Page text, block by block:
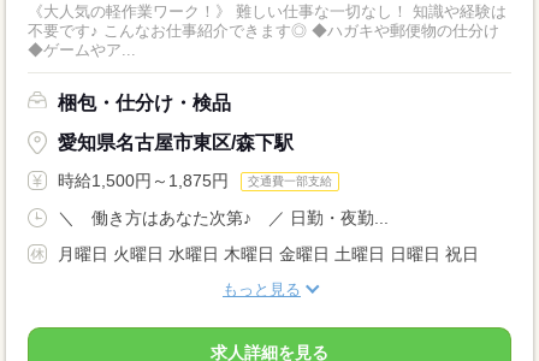
《大人気の軽作業ワーク！》 難しい仕事な一切なし！ 知識や経験は
不要です♪ こんなお仕事紹介できます◎ ◆ハガキや郵便物の仕分け
◆ゲームやア...
梱包・仕分け・検品
愛知県名古屋市東区/森下駅
時給1,500円～1,875円 交通費一部支給
＼ 働き方はあなた次第♪ ／ 日勤・夜勤...
月曜日 火曜日 水曜日 木曜日 金曜日 土曜日 日曜日 祝日
もっと見る
求人詳細を見る